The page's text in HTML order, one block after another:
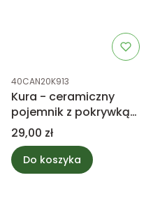
Kod produktu
40CAN20K913
Kura - ceramiczny
pojemnik z pokrywką
11cm
Cena
29,00 zł
Do koszyka